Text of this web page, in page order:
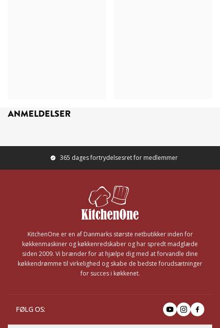
ANMELDELSER
365 dages fortrydelsesret for medlemmer
KitchenOne er en af Danmarks største netbutikker inden for
køkkenmaskiner og køkkenredskaber og har spredt madglæde
siden 2009. Vi brænder for at hjælpe dig med at forvandle dine
køkkendrømme til virkelighed og skabe de bedste forudsætninger
for succes i køkkenet.
FØLG OS: